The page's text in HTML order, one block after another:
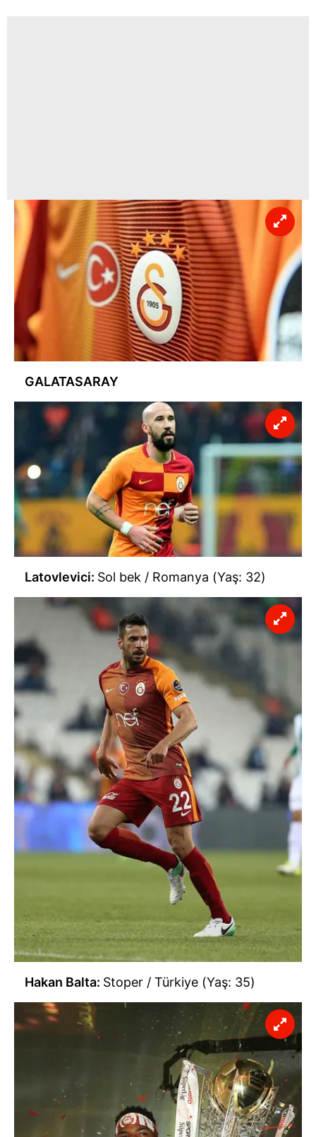
GALATASARAY
Latovlevici: Sol bek / Romanya (Yaş: 32)
Hakan Balta: Stoper / Türkiye (Yaş: 35)